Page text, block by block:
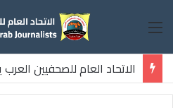
القائمة
الاتحاد العام للصحفيين
ثلاثة صحفيين فلسطينيين